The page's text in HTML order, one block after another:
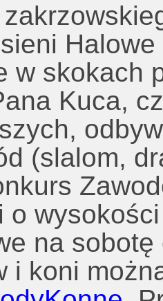
w skokach
Kuca,
(slalom,
o
na
i koni